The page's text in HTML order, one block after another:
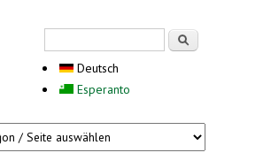
Deutsch
Esperanto